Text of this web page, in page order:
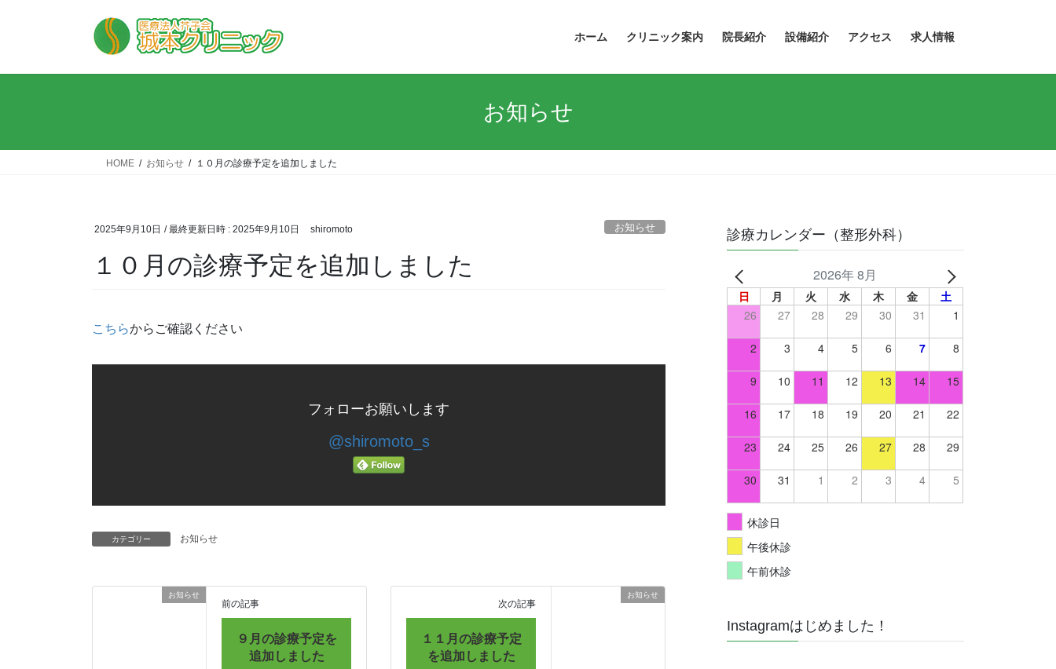
ホーム クリニック案内 院長紹介 設備紹介 アクセス 求人情報
お知らせ
HOME お知らせ １０月の診療予定を追加しました
2025年9月10日 / 最終更新日時 : 2025年9月10日 shiromoto お知らせ
１０月の診療予定を追加しました
こちらからご確認ください
フォローお願いします
@shiromoto_s
カテゴリー お知らせ
お知らせ
前の記事
９月の診療予定を
追加しました
お知らせ
次の記事
１１月の診療予定
を追加しました
診療カレンダー（整形外科）
2026年 8月
日 月 火 水 木 金
土
26
27 28 29 30 31 1
2 3 4 5 6 7 8
9 10 11 12 13 14 15
16 17 18 19 20 21 22
23 24 25 26 27 28 29
30 31 1 2 3 4 5
休診日
午後休診
午前休診
Instagramはじめました！